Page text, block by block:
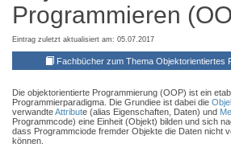
Programmieren
Eintrag zuletzt aktualisiert am: 05.07.2017
Fachbücher zum Thema Objektorientiertes
Die objektorientierte Programmierung (OOP) ist ein
Programmierparadigma. Die Grundiee ist dabei die
verwandteAttribute (alias Eigenschaften, Daten) und
Programmcode) eine Einheit (Objekt) bilden und sich
dass Programmciode fremder Objekte die Daten nicht
können.